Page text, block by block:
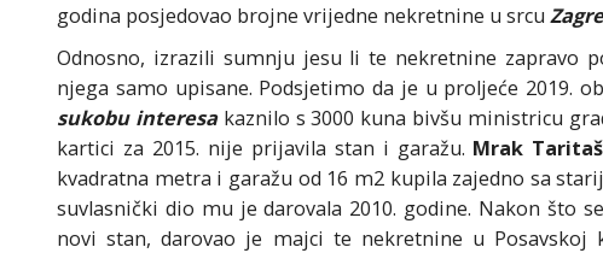
godina posjedovao brojne vrijedne nekretnine u srcu
Odnosno, izrazili sumnju jesu li te nekretnine zapravo
njega samo upisane. Podsjetimo da je u proljeće 2019.
sukobu interesakaznilo s 3000 kuna bivšu ministricu
kartici za 2015. nije prijavila stan i garažu. Mrak Taritaš
kvadratna metra i garažu od 16 m2 kupila zajedno sa
suvlasnički dio mu je darovala 2010. godine. Nakon što
novi stan, darovao je majci te nekretnine u